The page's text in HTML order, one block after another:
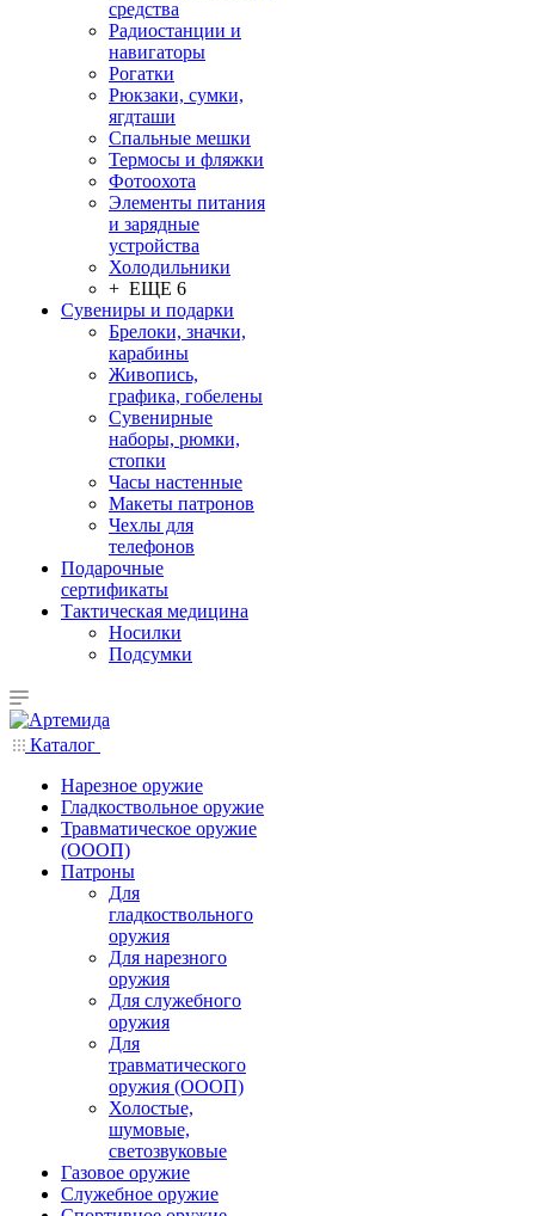
средства
Радиостанции и
навигаторы
Рогатки
Рюкзаки, сумки,
ягдташи
Спальные мешки
Термосы и фляжки
Фотоохота
Элементы питания
и зарядные
устройства
Холодильники
+ ЕЩЕ 6
Сувениры и подарки
Брелоки, значки,
карабины
Живопись,
графика, гобелены
Сувенирные
наборы, рюмки,
стопки
Часы настенные
Макеты патронов
Чехлы для
телефонов
Подарочные
сертификаты
Тактическая медицина
Носилки
Подсумки
Каталог
Нарезное оружие
Гладкоствольное оружие
Травматическое оружие
(ОООП)
Патроны
Для
гладкоствольного
оружия
Для нарезного
оружия
Для служебного
оружия
Для
травматического
оружия (ОООП)
Холостые,
шумовые,
светозвуковые
Газовое оружие
Служебное оружие